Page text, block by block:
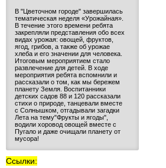
В "Цветочном городе" завершилась
тематическая неделя «Урожайная».
В течение этого времени ребята
закрепляли представления обо всех
видах урожая: овощей, фруктов,
ягод, грибов, а также об урожае
хлеба и его значении для человека.
Итоговым мероприятием стало
развлечение для детей. В ходе
мероприятия ребята вспомнили и
рассказали о том, как мы бережем
планету Земля. Воспитанники
детских садов 88 и 120 рассказали
стихи о природе, танцевали вместе
с Солнышком, отгадывали загадки
Лета на тему"Фрукты и ягоды",
водили хоровод овощей вместе с
Пугало и даже очищали планету от
мусора!
Ссылки: